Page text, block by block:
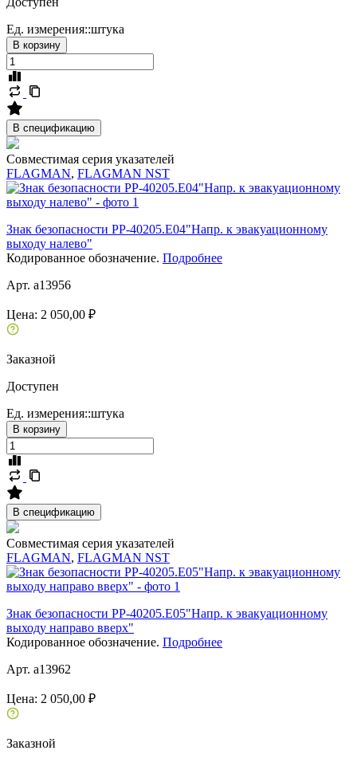
Ед. измерения::штука
В корзину
В спецификацию
Совместимая серия указателей
FLAGMAN, FLAGMAN NST
Знак безопасности PP-40205.E04"Напр. к эвакуационному
выходу налево"
Кодированное обозначение. Подробнее
Арт. a13956
Цена: 2 050,00 ₽
Заказной
Доступен
Ед. измерения::штука
В корзину
В спецификацию
Совместимая серия указателей
FLAGMAN, FLAGMAN NST
Знак безопасности PP-40205.E05"Напр. к эвакуационному
выходу направо вверх"
Кодированное обозначение. Подробнее
Арт. a13962
Цена: 2 050,00 ₽
Заказной